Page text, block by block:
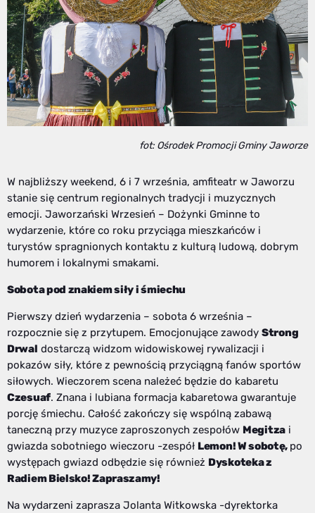
fot: Ośrodek Promocji Gminy Jaworze
W najbliższy weekend, 6 i 7 września, amfiteatr w Jaworzu
stanie się centrum regionalnych tradycji i muzycznych
emocji. Jaworzański Wrzesień – Dożynki Gminne to
wydarzenie, które co roku przyciąga mieszkańców i
turystów spragnionych kontaktu z kulturą ludową, dobrym
humorem i lokalnymi smakami.
Sobota pod znakiem siły i śmiechu
Pierwszy dzień wydarzenia – sobota 6 września –
rozpocznie się z przytupem. Emocjonujące zawody Strong
Drwal dostarczą widzom widowiskowej rywalizacji i
pokazów siły, które z pewnością przyciągną fanów sportów
siłowych. Wieczorem scena należeć będzie do kabaretu
Czesuaf. Znana i lubiana formacja kabaretowa gwarantuje
porcję śmiechu. Całość zakończy się wspólną zabawą
taneczną przy muzyce zaproszonych zespołów Megitzai
gwiazda sobotniego wieczoru -zespół Lemon! W sobotę, po
występach gwiazd odbędzie się również Dyskoteka z
Radiem Bielsko! Zapraszamy!
Na wydarzeni zaprasza Jolanta Witkowska -dyrektorka